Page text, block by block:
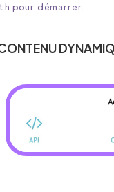
pour démarrer.